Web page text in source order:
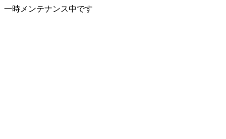
一時メンテナンス中です